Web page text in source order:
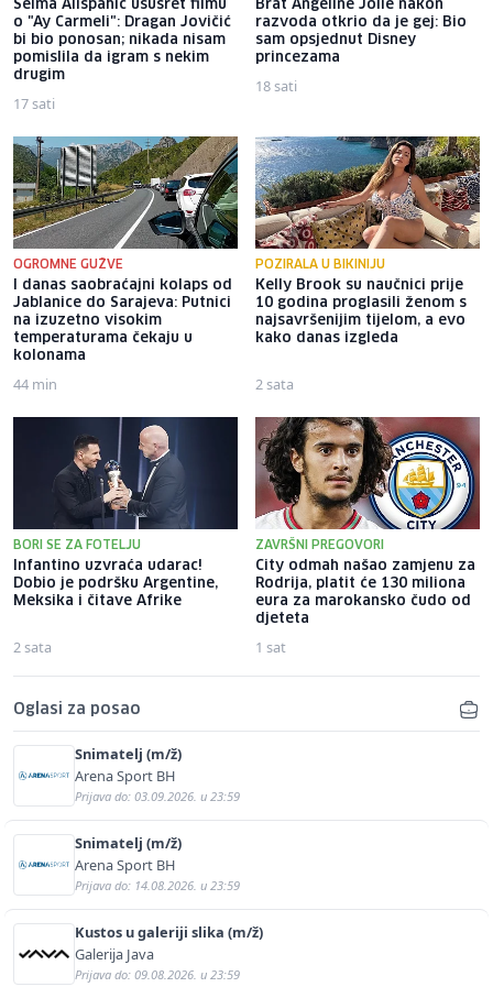
Selma Alispahić ususret filmu
o "Ay Carmeli": Dragan Jovičić
bi bio ponosan; nikada nisam
pomislila da igram s nekim
drugim
17 sati
Brat Angeline Jolie nakon
razvoda otkrio da je gej: Bio
sam opsjednut Disney
princezama
18 sati
OGROMNE GUŽVE
I danas saobraćajni kolaps od
Jablanice do Sarajeva: Putnici
na izuzetno visokim
temperaturama čekaju u
kolonama
44 min
POZIRALA U BIKINIJU
Kelly Brook su naučnici prije
10 godina proglasili ženom s
najsavršenijim tijelom, a evo
kako danas izgleda
2 sata
BORI SE ZA FOTELJU
Infantino uzvraća udarac!
Dobio je podršku Argentine,
Meksika i čitave Afrike
2 sata
ZAVRŠNI PREGOVORI
City odmah našao zamjenu za
Rodrija, platit će 130 miliona
eura za marokansko čudo od
djeteta
1 sat
Oglasi za posao
Snimatelj (m/ž)
Arena Sport BH
Prijava do: 03.09.2026. u 23:59
Snimatelj (m/ž)
Arena Sport BH
Prijava do: 14.08.2026. u 23:59
Kustos u galeriji slika (m/ž)
Galerija Java
Prijava do: 09.08.2026. u 23:59